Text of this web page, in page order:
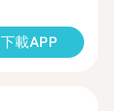
下載APP